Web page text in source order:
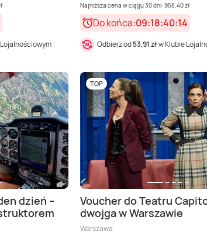
Najniższa cena w ciągu 30 dni: 958,40 zł
Do końca:09:18:40:12
Odbierz od53,91 złw Klubie
dzień –
TOP
Voucher do Teatru
dwojga w Warszawie
Warszawa